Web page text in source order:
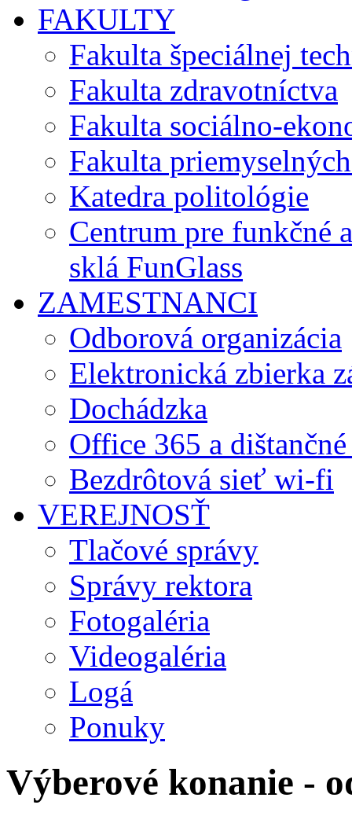
FAKULTY
Fakulta špeciálnej
Fakulta zdravotníctva
Fakulta sociálno-
Fakulta
Katedra politológie
Centrum pre funkčné
sklá FunGlass
ZAMESTNANCI
Odborová organizácia
Elektronická zbierka
Dochádzka
Office 365 a
Bezdrôtová sieť wi-fi
VEREJNOSŤ
Tlačové správy
Správy rektora
Fotogaléria
Videogaléria
Logá
Ponuky
Výberové konanie -